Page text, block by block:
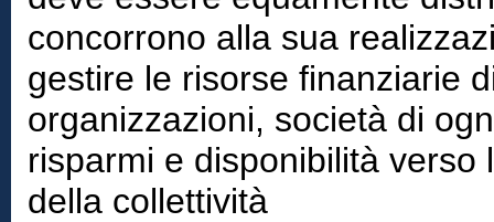
concorrono alla sua
gestire le risorse finanziarie
organizzazioni, società di
risparmi e disponibilità
della collettività